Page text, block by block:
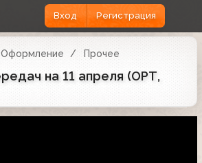
Вход Регистрация
Оформление Прочее
на 11 апреля (ОРТ,